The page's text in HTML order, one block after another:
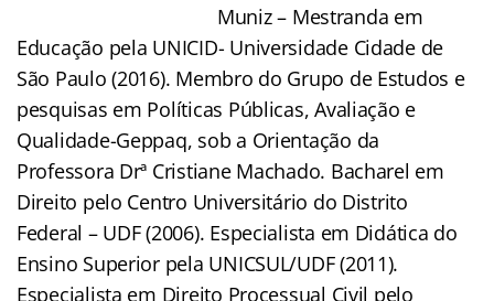
Muniz – Mestranda em
Educação pela UNICID- Universidade Cidade de
São Paulo (2016). Membro do Grupo de Estudos e
pesquisas em Políticas Públicas, Avaliação e
Qualidade-Geppaq, sob a Orientação da
Professora Drª Cristiane Machado. Bacharel em
Direito pelo Centro Universitário do Distrito
Federal – UDF (2006). Especialista em Didática do
Ensino Superior pela UNICSUL/UDF (2011).
Especialista em Direito Processual Civil pelo